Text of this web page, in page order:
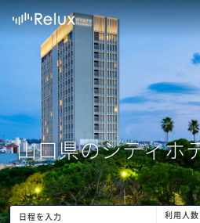
山口県のシティホ
日程を入力 利用人数